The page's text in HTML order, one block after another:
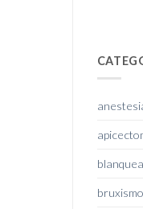
bruxismo